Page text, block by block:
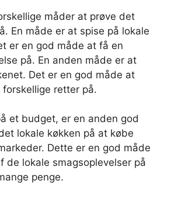
måder at prøve det
En måde er at spise på lokale
er en god måde at få en
på. En anden måde er at
Det er en god måde at
retter på.
et budget, er en anden god
lokale køkken på at købe
Dette er en god måde
de lokale smagsoplevelser på
penge.